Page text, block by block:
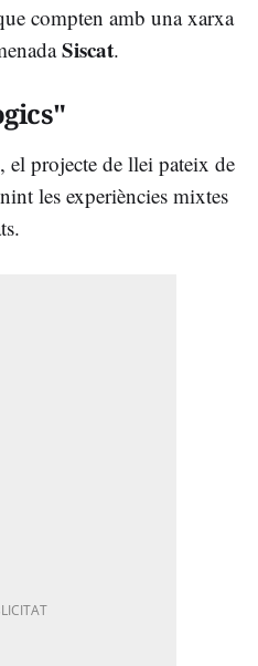
compten amb una xarxa
Siscat.
el projecte de llei pateix de
les experiències mixtes